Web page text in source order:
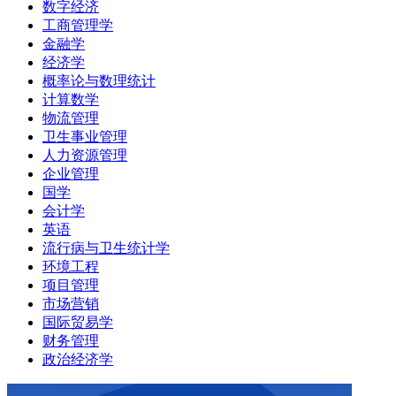
数字经济
工商管理学
金融学
经济学
概率论与数理统计
计算数学
物流管理
卫生事业管理
人力资源管理
企业管理
国学
会计学
英语
流行病与卫生统计学
环境工程
项目管理
市场营销
国际贸易学
财务管理
政治经济学